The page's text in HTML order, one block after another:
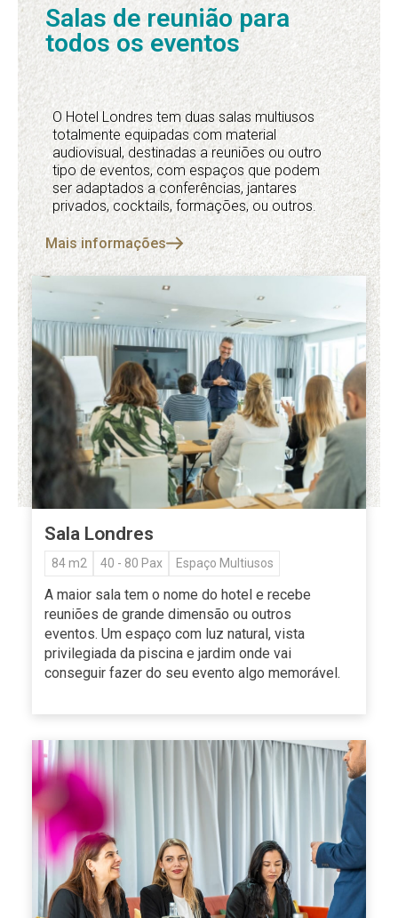
Salas de reunião para
todos os eventos
O Hotel Londres tem duas salas multiusos
totalmente equipadas com material
audiovisual, destinadas a reuniões ou outro
tipo de eventos, com espaços que podem
ser adaptados a conferências, jantares
privados, cocktails, formações, ou outros.
Mais informações
Sala Londres
84 m2 40 - 80 Pax Espaço Multiusos
A maior sala tem o nome do hotel e recebe
reuniões de grande dimensão ou outros
eventos. Um espaço com luz natural, vista
privilegiada da piscina e jardim onde vai
conseguir fazer do seu evento algo memorável.